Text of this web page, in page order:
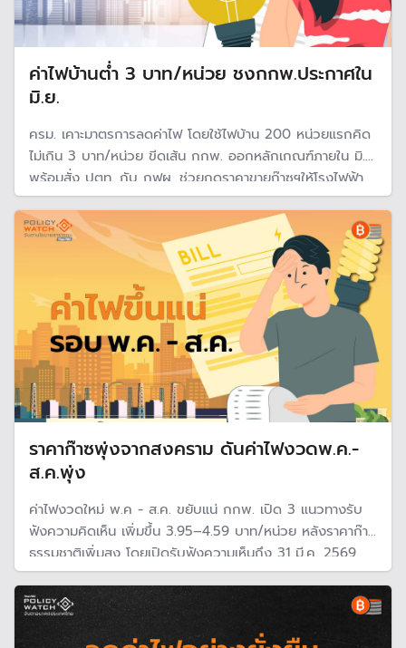
ค่าไฟบ้านต่ำ 3 บาท/หน่วย ชงกกพ.ประกาศใน
มิ.ย.
ครม. เคาะมาตรการลดค่าไฟ โดยใช้ไฟบ้าน 200 หน่วยแรกคิด
ไม่เกิน 3 บาท/หน่วย ขีดเส้น กกพ. ออกหลักเกณฑ์ภายใน มิ.ย.
พร้อมสั่ง ปตท. กับ กฟผ. ช่วยกดราคาขายก๊าซฯให้โรงไฟฟ้า
เพื่อพยุงค่าไฟ พ.ค.-ส.ค. และให้เก็บคืนปี 70
ราคาก๊าซพุ่งจากสงคราม ดันค่าไฟงวดพ.ค.-
ส.ค.พุ่ง
ค่าไฟงวดใหม่ พ.ค - ส.ค. ขยับแน่ กกพ. เปิด 3 แนวทางรับ
ฟังความคิดเห็น เพิ่มขึ้น 3.95–4.59 บาท/หน่วย หลังราคาก๊าซ
ธรรมชาติเพิ่มสูง โดยเปิดรับฟังความเห็นถึง 31 มี.ค. 2569